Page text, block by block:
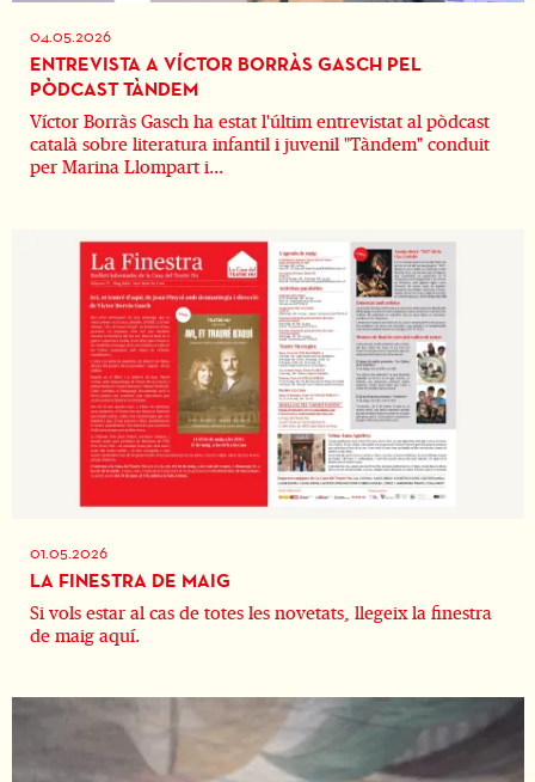
04.05.2026
ENTREVISTA A VÍCTOR BORRÀS GASCH PEL
PÒDCAST TÀNDEM
Víctor Borràs Gasch ha estat l'últim entrevistat al pòdcast
català sobre literatura infantil i juvenil "Tàndem" conduit
per Marina Llompart i...
01.05.2026
LA FINESTRA DE MAIG
Si vols estar al cas de totes les novetats, llegeix la finestra
de maig aquí.